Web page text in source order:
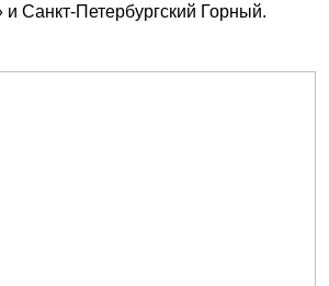
и Санкт-Петербургский Горный.